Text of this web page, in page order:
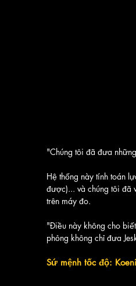
"Chúng tôi đã đưa
Hệ thống này tính toán
được)... và chúng tôi đã
trên máy đo.
"Điều này không cho
phỏng không chỉ đưa
Sứ mệnh tốc độ: